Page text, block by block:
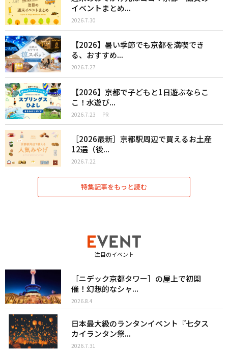
イベントまとめ...
2026.7.30
【2026】暑い季節でも京都を満喫でき
る、おすすめ...
2026.7.27
【2026】京都で子どもと1日遊ぶならこ
こ！水遊び...
2026.7.23 PR
［2026最新］京都駅周辺で買えるお土産
12選（後...
2026.7.22
特集記事をもっと読む
注目のイベント
［ニデック京都タワー］の屋上で初開
催！幻想的なシャ...
2026.8.4
日本最大級のランタンイベント『七夕ス
カイランタン祭...
2026.7.31